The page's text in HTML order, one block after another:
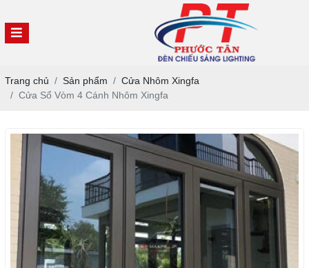
Trang chủ Sản phẩm
Cửa Nhôm Xingfa
Cửa Sổ Vòm 4 Cánh Nhôm Xingfa